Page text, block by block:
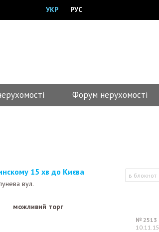
УКР РУС
Форум нерухомості
15 хв до Києва в блокнот
вул.
можливий торг
№ 2513
10.11.15